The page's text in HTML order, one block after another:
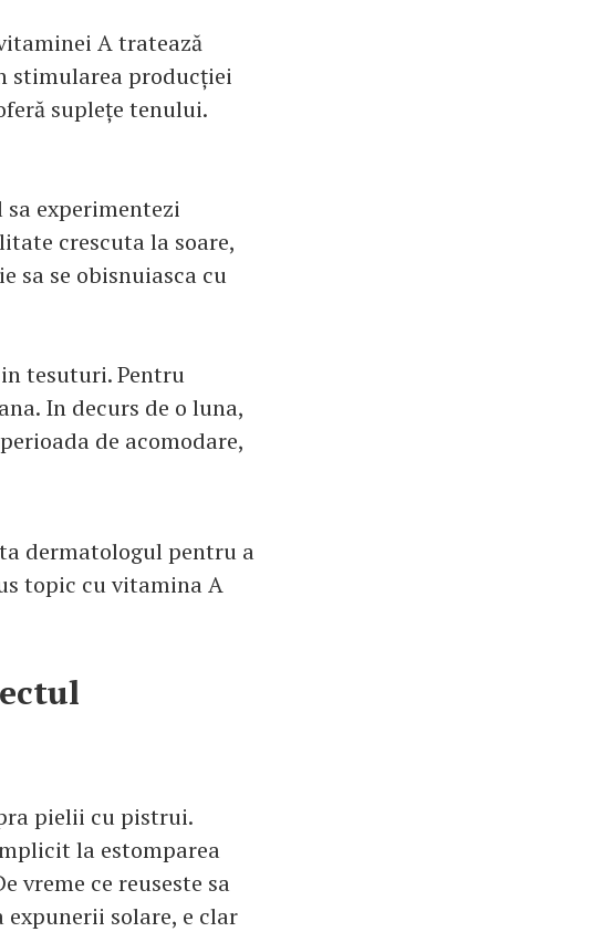
A tratează
stimularea producției
suplețe tenului.
experimentezi
crescuta la soare,
sa se obisnuiasca cu
tesuturi. Pentru
In decurs de o luna,
de acomodare,
dermatologul pentru a
topic cu vitamina A
pielii cu pistrui.
la estomparea
vreme ce reuseste sa
solare, e clar